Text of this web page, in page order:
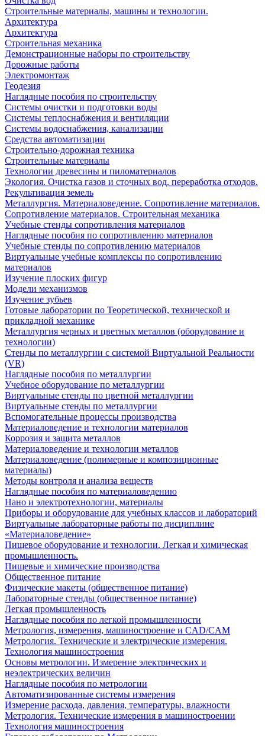
Строительные материалы, машины и технологии.
Архитектура
Архитектура
Cтроительная механика
Демонстрационные наборы по строительству
Дорожные работы
Электромонтаж
Геодезия
Наглядные пособия по строительству
Системы очистки и подготовки воды
Системы теплоснабжения и вентиляции
Системы водоснабжения, канализации
Средства автоматизации
Строительно-дорожная техника
Строительные материалы
Технологии древесины и пиломатериалов
Экология. Очистка газов и сточных вод. переработка отходов.
Рекультивация земель
Металлургия. Материаловедение. Сопротивление материалов.
Сопротивление материалов. Строительная механика
Учебные стенды сопротивления материалов
Наглядные пособия по сопротивлению материалов
Учебные стенды по сопротивлению материалов
Виртуальные учебные комплексы по сопротивлению
материалов
Изучение плоских фигур
Модели механизмов
Изучение зубьев
Готовые лаборатории по Теоретической, технической и
прикладной механике
Металлургия черных и цветных металлов (оборудование и
технологии)
Cтенды по металлургии с системой Виртуальной Реальности
(VR)
Наглядные пособия по металлургии
Учебное оборудование по металлургии
Виртуальные стенды по цветной металлургии
Виртуальные стенды по металлургии
Вспомогательные процессы производства
Материаловедение и технологии материалов
Коррозия и защита металлов
Материаловедение и технологии металлов
Материаловедение (полимерные и композиционные
материалы)
Методы контроля и анализа веществ
Наглядные пособия по материаловедению
Нано и электротехнологии, материалы
Приборы и оборудование для учебных классов и лабораторий
Виртуальные лабораторные работы по дисциплине
«Материаловедение»
Пищевое оборудование и технологии. Легкая и химическая
промышленность.
Пищевые и химические производства
Общественное питание
Физические макеты (общественное питание)
Лабораторные стенды (общественное питание)
Легкая промышленность
Наглядные пособия по легкой промышленности
Метрология, измерения, машиностроение и CAD/CAM
Метрология. Технические и электрические измерения.
Технология машиностроения
Основы метрологии. Измерение электрических и
неэлектрических величин
Наглядные пособия по метрологии
Автоматизированные системы измерения
Измерение расхода, давления, температуры, влажности
Метрология. Технические измерения в машиностроении
Технология машиностроения